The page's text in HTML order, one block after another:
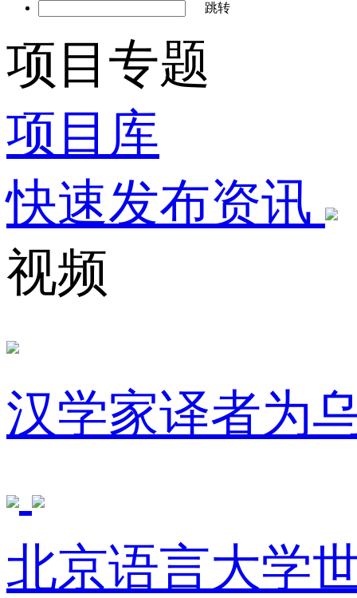
跳转
项目专题
项目库
快速发布资讯
视频
汉学家译者为
北京语言大学